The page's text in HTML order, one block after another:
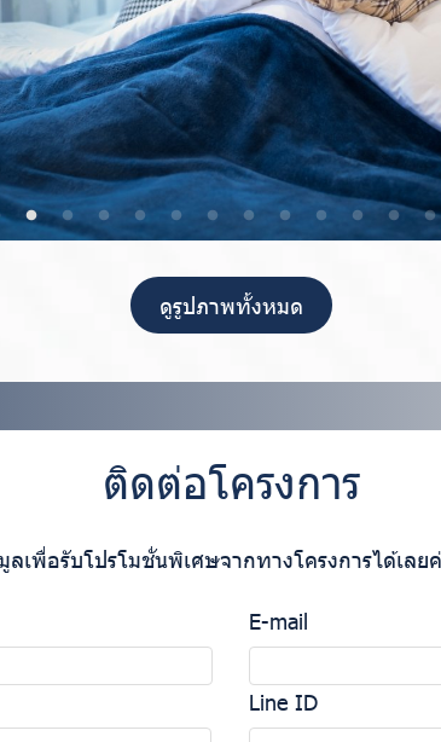
ดูรูปภาพทั้งหมด
ติดต่อโครงการ
เพื่อรับโปรโมชั่นพิเศษจากทางโครงการได้เล
E-mail
Line ID